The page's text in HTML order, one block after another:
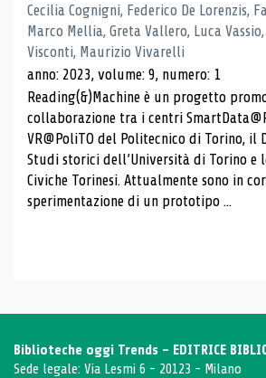
Cecilia Cognigni, Federico De Lorenzis,
Marco Mellia, Greta Vallero, Luca
Visconti, Maurizio Vivarelli
anno: 2023, volume: 9, numero: 1
Reading(&)Machine è un progetto
collaborazione tra i centri
VR@PoliTO del Politecnico di Torino, il
Studi storici dell’Università di Torino e
Civiche Torinesi. Attualmente sono in
sperimentazione di un prototipo ...
Biblioteche oggi Trends - EDITRICE
Sede legale: Via Lesmi 6 - 20123 - Milano